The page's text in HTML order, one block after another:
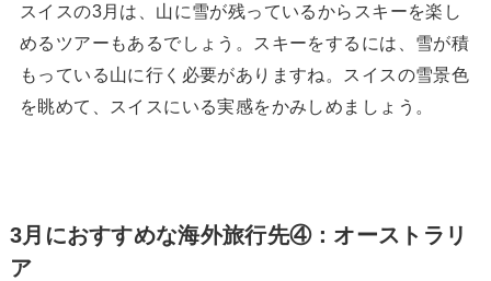
スイスの3月は、山に雪が残っているからスキーを楽し
めるツアーもあるでしょう。スキーをするには、雪が積
もっている山に行く必要がありますね。スイスの雪景色
を眺めて、スイスにいる実感をかみしめましょう。
3月におすすめな海外旅行先④：オーストラリ
ア